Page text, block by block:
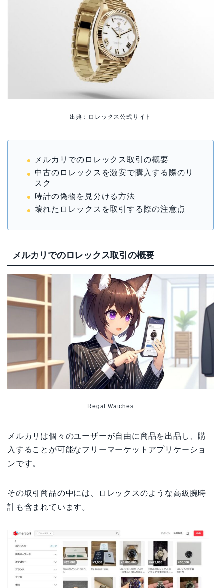
出典：ロレックス公式サイト
メルカリでのロレックス取引の概要
中古のロレックスを激安で購入する際のリ
スク
時計の偽物を見分ける方法
壊れたロレックスを取引する際の注意点
メルカリでのロレックス取引の概要
Regal Watches
メルカリは個々のユーザーが自由に商品を出品し、購
入することが可能なフリーマーケットアプリケーショ
ンです。
その取引商品の中には、ロレックスのような高級腕時
計も含まれています。